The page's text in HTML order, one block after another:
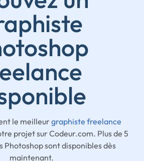
le meilleurgraphiste freelance
projet sur Codeur.com. Plus de 5
sont disponibles dès
maintenant.